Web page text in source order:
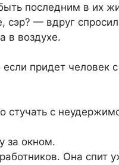
последним в их
сэр? — вдруг
в воздухе.
придет человек
стучать с
за окном.
Она спит